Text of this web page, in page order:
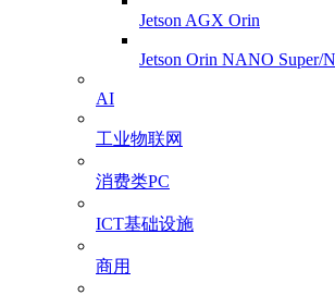
Jetson AGX Orin
Jetson Orin NANO Super/
AI
工业物联网
消费类PC
ICT基础设施
商用